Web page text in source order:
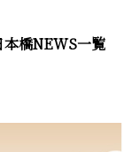
橋NEWS一覧